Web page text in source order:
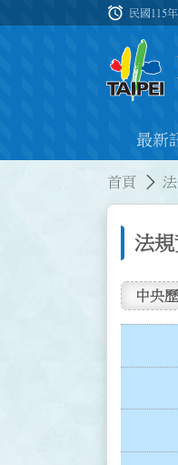
:::
alarm 民國115
最新
首頁
法
中央